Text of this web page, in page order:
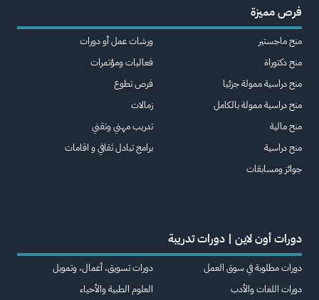
فرص مميزة
منح ماجستير
منح دكتوراة
منح دراسية ممولة جزئيا
منح دراسية ممولة بالكامل
منح مالية
منح دراسية
جوائز ومسابقات
ورشات عمل أو دورات
فعاليات ومؤتمرات
فرص تطوع
زمالات
تدريب مهني وتقني
برامج تبادل ثقافي و اقامات
دورات أون لاين | دورات تدريبة
دورات مطلوبة في سوق العمل
دورات اللغات والأدب
دورات تسويق، أعمال، وتمويل
العلوم الطبية والأحياء